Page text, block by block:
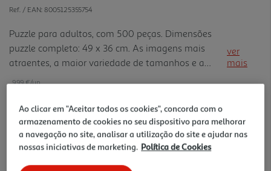
Ref. / EAN: 8005125355754
Puzzle para adultos, com 500 peças. Dimensões
puzzle completo: 49 x 36 cm. As imagens mais
atraentes, a maior variedade de tamanhos e a
qualidade Clementoni para uma gama que é uma
todos os lugares. Desde sempr e atenta ao
problema da ecologia, a Clementoni utiliza
amplamente materiais reciclados, evitando o uso
de componentes poluentes.
ver
mais
9.99 €/un
9,99 €
Notas de preparação
Ao clicar em "Aceitar todos os cookies", concorda com o
armazenamento de cookies no seu dispositivo para melhorar
a navegação no site, analisar a utilização do site e ajudar nas
nossas iniciativas de marketing. Política de Cookies